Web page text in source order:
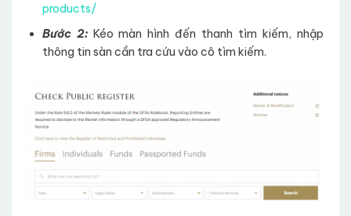
products/
Bước 2: Kéo màn hình đến thanh tìm kiếm, nhập
thông tin sàn cần tra cứu vào cô tìm kiếm.